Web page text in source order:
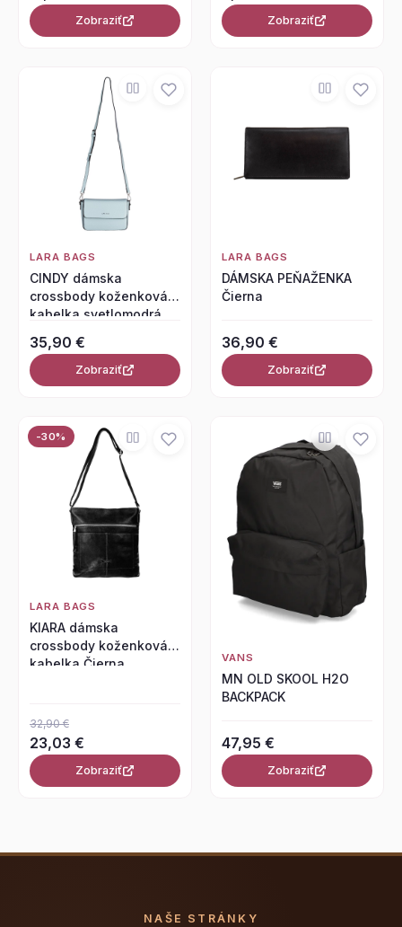
Zobraziť Zobraziť
LARA BAGS
CINDY dámska
crossbody koženková
kabelka svetlomodrá
35,90 €
Zobraziť
LARA BAGS
DÁMSKA PEŇAŽENKA
Čierna
36,90 €
Zobraziť
-30%
LARA BAGS
KIARA dámska
crossbody koženková
kabelka Čierna
32,90 €
23,03 €
Zobraziť
VANS
MN OLD SKOOL H2O
BACKPACK
47,95 €
Zobraziť
NAŠE STRÁNKY